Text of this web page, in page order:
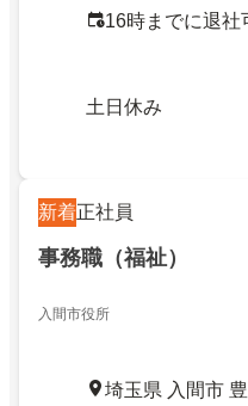
16時までに退社
土日休み
新着正社員
事務職（福祉）
入間市役所
埼玉県 入間市